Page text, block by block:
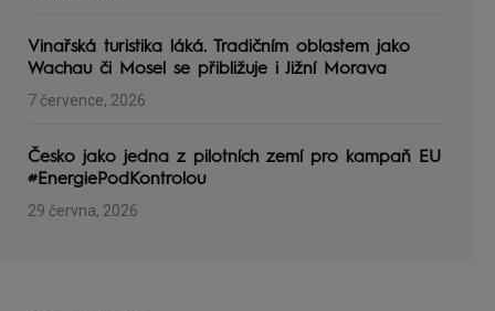
Vinařská turistika láká. Tradičním oblastem jako
Wachau či Mosel se přibližuje i Jižní Morava
7 července, 2026
Česko jako jedna z pilotních zemí pro kampaň EU
#EnergiePodKontrolou
29 června, 2026